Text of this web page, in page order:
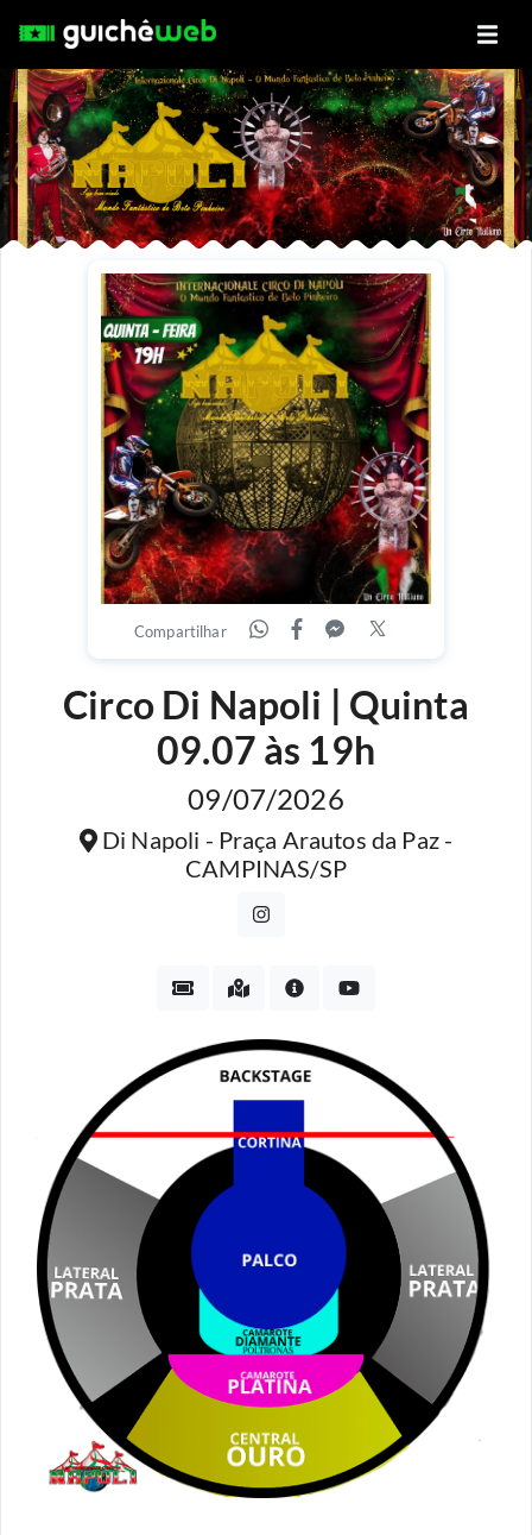
Compartilhar
Circo Di Napoli | Quinta
09.07 às 19h
09/07/2026
Di Napoli - Praça Arautos da Paz -
CAMPINAS/SP